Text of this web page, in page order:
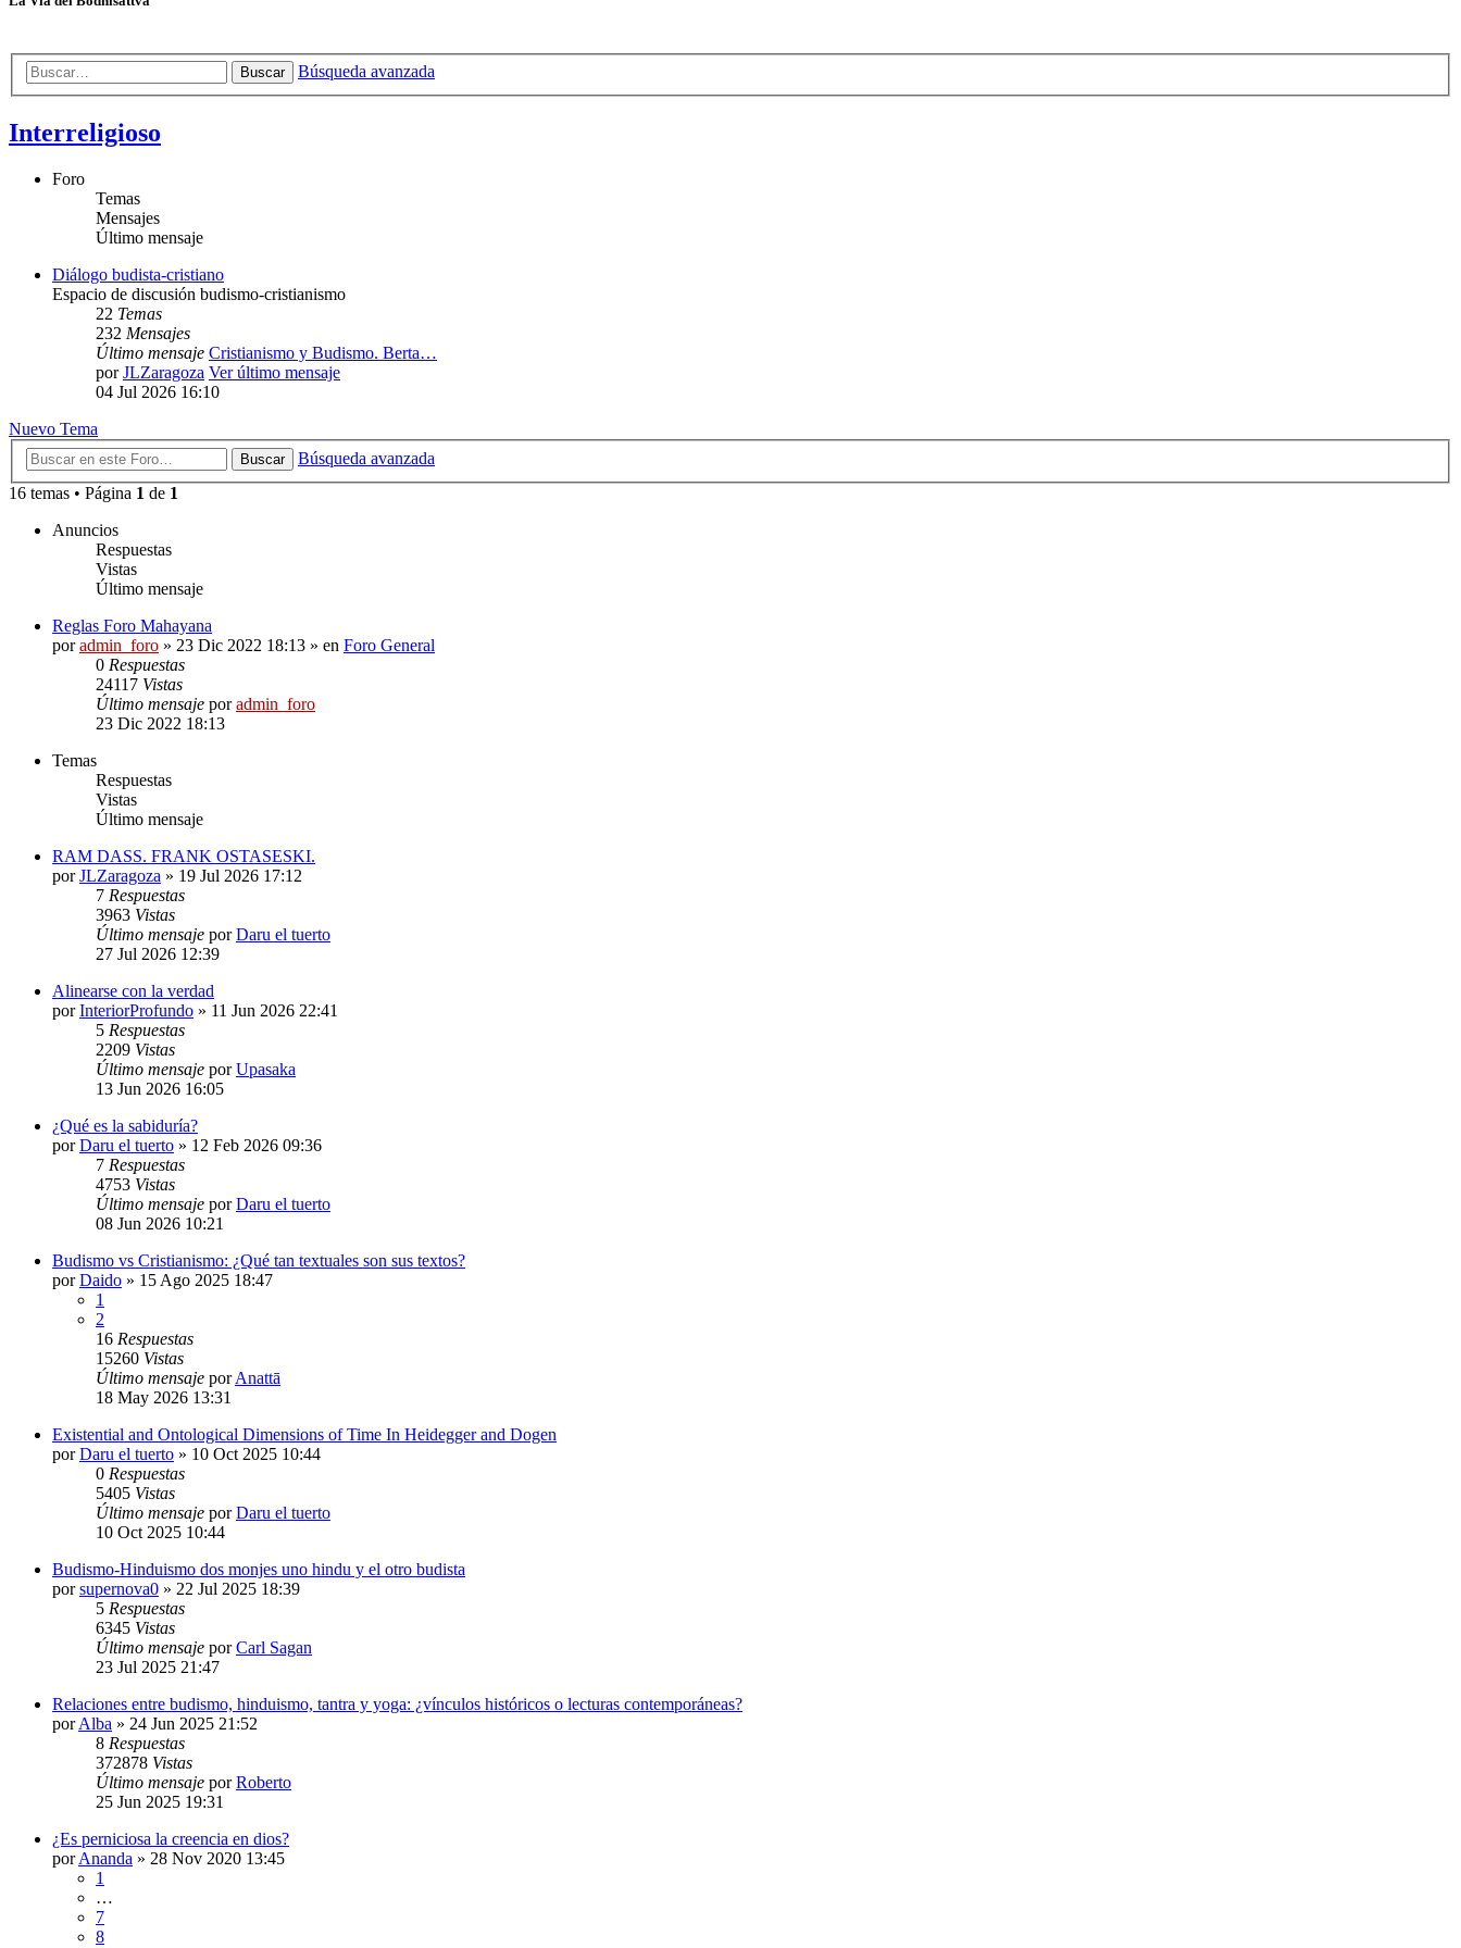
Buscar Búsqueda avanzada
Interreligioso
Foro
Temas
Mensajes
Último mensaje
Diálogo budista-cristiano
Espacio de discusión budismo-cristianismo
22 Temas
232 Mensajes
Último mensaje Cristianismo y Budismo. Berta…
porJLZaragoza Ver último mensaje
04 Jul 2026 16:10
Nuevo Tema
Buscar
Búsqueda avanzada
16 temas • Página 1 de 1
Anuncios
Respuestas
Vistas
Último mensaje
Reglas Foro Mahayana
poradmin_foro » 23 Dic 2022 18:13 » en Foro General
0 Respuestas
24117 Vistas
Último mensaje poradmin_foro
23 Dic 2022 18:13
Temas
Respuestas
Vistas
Último mensaje
RAM DASS. FRANK OSTASESKI.
porJLZaragoza » 19 Jul 2026 17:12
7 Respuestas
3963 Vistas
Último mensaje porDaru el tuerto
27 Jul 2026 12:39
Alinearse con la verdad
porInteriorProfundo » 11 Jun 2026 22:41
5 Respuestas
2209 Vistas
Último mensaje porUpasaka
13 Jun 2026 16:05
¿Qué es la sabiduría?
porDaru el tuerto » 12 Feb 2026 09:36
7 Respuestas
4753 Vistas
Último mensaje porDaru el tuerto
08 Jun 2026 10:21
Budismo vs Cristianismo: ¿Qué tan textuales son sus textos?
porDaido » 15 Ago 2025 18:47
1
2
16 Respuestas
15260 Vistas
Último mensaje porAnattā
18 May 2026 13:31
Existential and Ontological Dimensions of Time In Heidegger and Dogen
porDaru el tuerto » 10 Oct 2025 10:44
0 Respuestas
5405 Vistas
Último mensaje porDaru el tuerto
10 Oct 2025 10:44
Budismo-Hinduismo dos monjes uno hindu y el otro budista
porsupernova0 » 22 Jul 2025 18:39
5 Respuestas
6345 Vistas
Último mensaje porCarl Sagan
23 Jul 2025 21:47
Relaciones entre budismo, hinduismo, tantra y yoga: ¿vínculos históricos o lecturas contemporáneas?
porAlba » 24 Jun 2025 21:52
8 Respuestas
372878 Vistas
Último mensaje porRoberto
25 Jun 2025 19:31
¿Es perniciosa la creencia en dios?
porAnanda » 28 Nov 2020 13:45
1
…
7
8